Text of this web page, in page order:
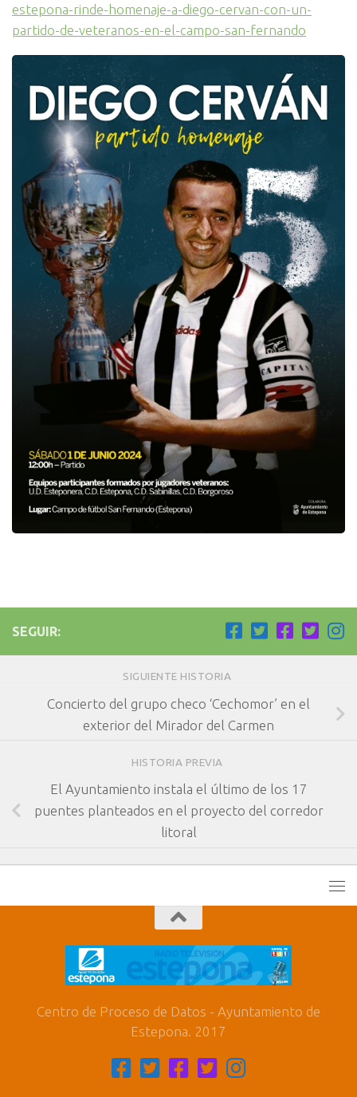
estepona-rinde-homenaje-a-diego-cervan-con-un-
partido-de-veteranos-en-el-campo-san-fernando
SEGUIR:
SIGUIENTE HISTORIA
Concierto del grupo checo ‘Cechomor’ en el
exterior del Mirador del Carmen
HISTORIA PREVIA
El Ayuntamiento instala el último de los 17
puentes planteados en el proyecto del corredor
litoral
Centro de Proceso de Datos - Ayuntamiento de
Estepona. 2017